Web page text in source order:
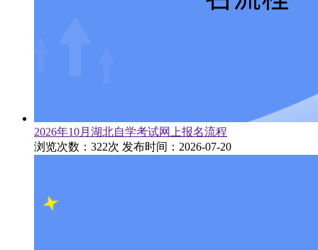
2026年10月湖北自学考试网上报名流程
浏览次数：322次 发布时间：2026-07-20